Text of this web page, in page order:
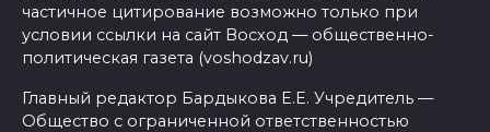
частичное цитирование возможно только при
условии ссылки на сайт Восход — общественно-
политическая газета (voshodzav.ru)
Главный редактор Бардыкова Е.Е. Учредитель —
Общество с ограниченной ответственностью